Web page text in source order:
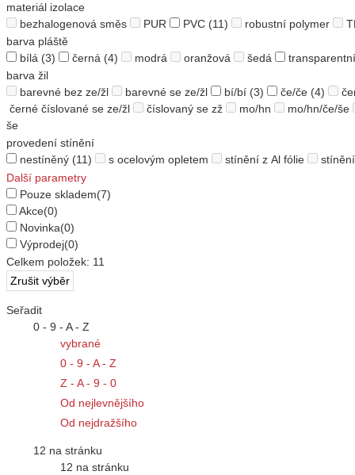
materiál izolace
bezhalogenová směs
PUR PVC (11) robustní polymer
barva pláště
bílá (3) černá (4) modrá oranžová šedá
transparentní
barva žil
barevné bez ze/žl
barevné se ze/žl bí/bí (3) če/če (4)
černé číslované se ze/žl
číslovaný se zž mo/hn
mo/hn/če/še
še
provedení stínění
nestíněný (11) s ocelovým opletem stínění z Al fólie
Další parametry
Pouze skladem(7)
Akce(0)
Novinka(0)
Výprodej(0)
Celkem položek: 11
Seřadit
0 - 9 - A - Z
vybrané
0 - 9 - A - Z
Z - A - 9 - 0
Od nejlevnějšího
Od nejdražšího
12 na stránku
12 na stránku